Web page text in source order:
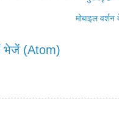
मोबाइल
भेजें (Atom)